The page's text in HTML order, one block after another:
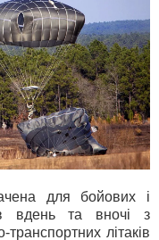
для бойових і
вдень та вночі з
транспортних літаків